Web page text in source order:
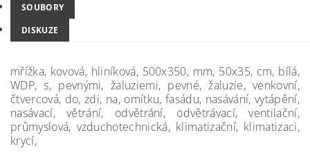
SOUBORY
DISKUZE
mřížka, kovová, hliníková, 500x350, mm, 50x35, cm, bílá,
WDP, s, pevnými, žaluziemi, pevné, žaluzie, venkovní,
čtvercová, do, zdi, na, omítku, fasádu, nasávání, vytápění,
nasávací, větrání, odvětrání, odvětrávací, ventilační,
průmyslová, vzduchotechnická, klimatizační, klimatizaci,
krycí,